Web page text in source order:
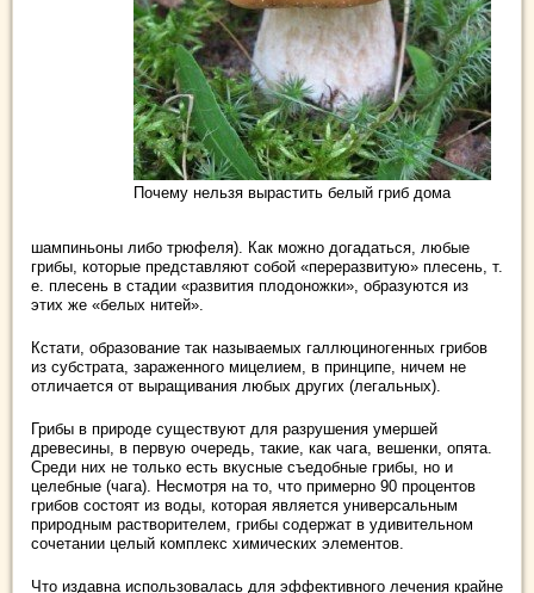
Почему нельзя вырастить белый гриб дома
шампиньоны либо трюфеля). Как можно догадаться, любые
грибы, которые представляют собой «переразвитую» плесень, т.
е. плесень в стадии «развития плодоножки», образуются из
этих же «белых нитей».
Кстати, образование так называемых галлюциногенных грибов
из субстрата, зараженного мицелием, в принципе, ничем не
отличается от выращивания любых других (легальных).
Грибы в природе существуют для разрушения умершей
древесины, в первую очередь, такие, как чага, вешенки, опята.
Среди них не только есть вкусные съедобные грибы, но и
целебные (чага). Несмотря на то, что примерно 90 процентов
грибов состоят из воды, которая является универсальным
природным растворителем, грибы содержат в удивительном
сочетании целый комплекс химических элементов.
Что издавна использовалась для эффективного лечения крайне